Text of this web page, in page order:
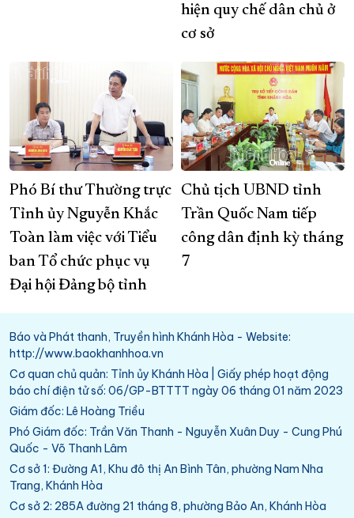
hiện quy chế dân chủ ở
cơ sở
Phó Bí thư Thường trực
Tỉnh ủy Nguyễn Khắc
Toàn làm việc với Tiểu
ban Tổ chức phục vụ
Đại hội Đảng bộ tỉnh
Chủ tịch UBND tỉnh
Trần Quốc Nam tiếp
công dân định kỳ tháng
7
Báo và Phát thanh, Truyền hình Khánh Hòa - Website:
http://www.baokhanhhoa.vn
Cơ quan chủ quản: Tỉnh ủy Khánh Hòa | Giấy phép hoạt động
báo chí điện tử số: 06/GP-BTTTT ngày 06 tháng 01 năm 2023
Giám đốc: Lê Hoàng Triều
Phó Giám đốc: Trần Văn Thanh - Nguyễn Xuân Duy - Cung Phú
Quốc - Võ Thanh Lâm
Cơ sở 1: Đường A1, Khu đô thị An Bình Tân, phường Nam Nha
Trang, Khánh Hòa
Cơ sở 2: 285A đường 21 tháng 8, phường Bảo An, Khánh Hòa